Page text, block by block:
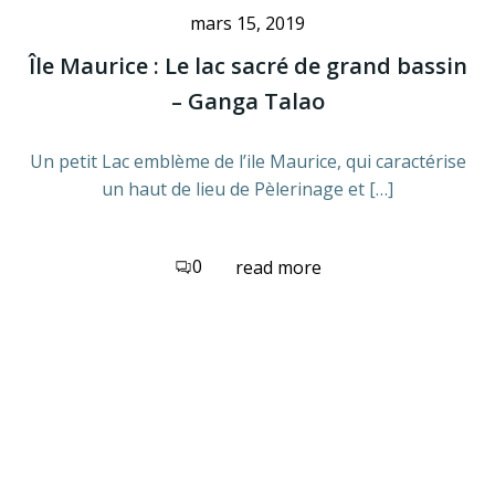
mars 15, 2019
Île Maurice : Le lac sacré de grand bassin
– Ganga Talao
Un petit Lac emblème de l’ile Maurice, qui caractérise
un haut de lieu de Pèlerinage et […]
0 read more